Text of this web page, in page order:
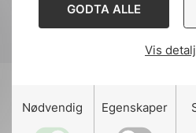
GODTA ALLE
Vis
Nødvendig Egenskaper